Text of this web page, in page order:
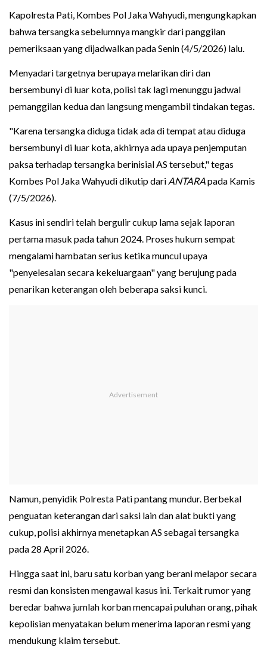
Kapolresta Pati, Kombes Pol Jaka Wahyudi, mengungkapkan
bahwa tersangka sebelumnya mangkir dari panggilan
pemeriksaan yang dijadwalkan pada Senin (4/5/2026) lalu.
Menyadari targetnya berupaya melarikan diri dan
bersembunyi di luar kota, polisi tak lagi menunggu jadwal
pemanggilan kedua dan langsung mengambil tindakan tegas.
"Karena tersangka diduga tidak ada di tempat atau diduga
bersembunyi di luar kota, akhirnya ada upaya penjemputan
paksa terhadap tersangka berinisial AS tersebut," tegas
Kombes Pol Jaka Wahyudi dikutip dari ANTARApada Kamis
(7/5/2026).
Kasus ini sendiri telah bergulir cukup lama sejak laporan
pertama masuk pada tahun 2024. Proses hukum sempat
mengalami hambatan serius ketika muncul upaya
"penyelesaian secara kekeluargaan" yang berujung pada
penarikan keterangan oleh beberapa saksi kunci.
Namun, penyidik Polresta Pati pantang mundur. Berbekal
penguatan keterangan dari saksi lain dan alat bukti yang
cukup, polisi akhirnya menetapkan AS sebagai tersangka
pada 28 April 2026.
Hingga saat ini, baru satu korban yang berani melapor secara
resmi dan konsisten mengawal kasus ini. Terkait rumor yang
beredar bahwa jumlah korban mencapai puluhan orang, pihak
kepolisian menyatakan belum menerima laporan resmi yang
mendukung klaim tersebut.